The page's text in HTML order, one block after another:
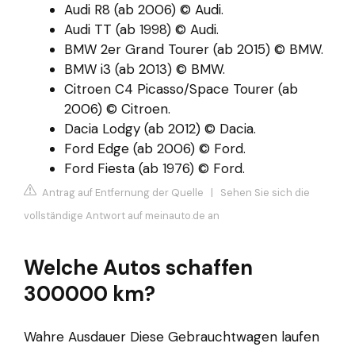
Audi R8 (ab 2006) © Audi.
Audi TT (ab 1998) © Audi.
BMW 2er Grand Tourer (ab 2015) © BMW.
BMW i3 (ab 2013) © BMW.
Citroen C4 Picasso/Space Tourer (ab
2006) © Citroen.
Dacia Lodgy (ab 2012) © Dacia.
Ford Edge (ab 2006) © Ford.
Ford Fiesta (ab 1976) © Ford.
Antrag auf Entfernung der Quelle | Sehen Sie sich die
vollständige Antwort auf meinauto.de an
Welche Autos schaffen
300000 km?
Wahre Ausdauer Diese Gebrauchtwagen laufen